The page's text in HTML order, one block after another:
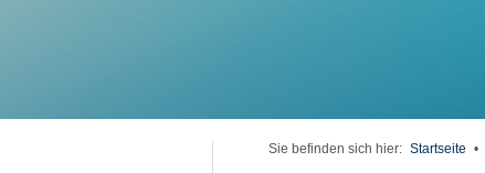
Sie befinden sich hier: Startseite •